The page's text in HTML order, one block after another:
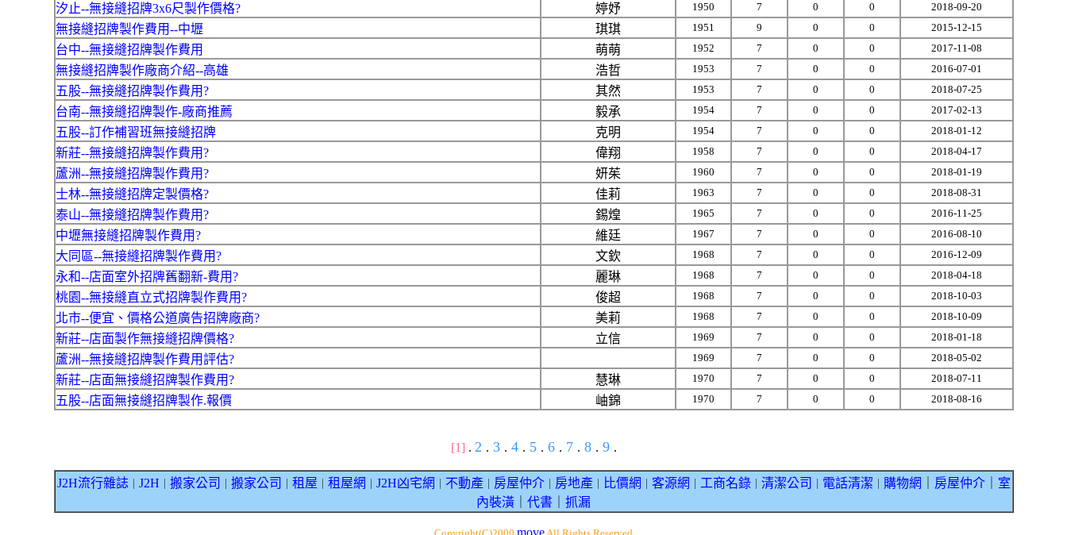
汐止--無接縫招牌3x6尺製作價格? 婷妤 1950 7 0 0 2018-09-20
無接縫招牌製作費用--中壢 琪琪 1951 9 0 0 2015-12-15
台中--無接縫招牌製作費用 萌萌 1952 7 0 0 2017-11-08
無接縫招牌製作廠商介紹--高雄 浩哲 1953 7 0 0 2016-07-01
五股--無接縫招牌製作費用? 其然 1953 7 0 0 2018-07-25
台南--無接縫招牌製作-廠商推薦 毅承 1954 7 0 0 2017-02-13
五股--訂作補習班無接縫招牌 克明 1954 7 0 0 2018-01-12
新莊--無接縫招牌製作費用? 偉翔 1958 7 0 0 2018-04-17
蘆洲--無接縫招牌製作費用? 妍茱 1960 7 0 0 2018-01-19
士林--無接縫招牌定製價格? 佳莉 1963 7 0 0 2018-08-31
泰山--無接縫招牌製作費用? 錫煌 1965 7 0 0 2016-11-25
中壢無接縫招牌製作費用? 維廷 1967 7 0 0 2016-08-10
大同區--無接縫招牌製作費用? 文欽 1968 7 0 0 2016-12-09
永和--店面室外招牌舊翻新-費用? 麗琳 1968 7 0 0 2018-04-18
桃園--無接縫直立式招牌製作費用? 俊超 1968 7 0 0 2018-10-03
北市--便宜、價格公道廣告招牌廠商? 美莉 1968 7 0 0 2018-10-09
新莊--店面製作無接縫招牌價格? 立信 1969 7 0 0 2018-01-18
蘆洲--無接縫招牌製作費用評估? 1969 7 0 0 2018-05-02
新莊--店面無接縫招牌製作費用? 慧琳 1970 7 0 0 2018-07-11
五股--店面無接縫招牌製作.報價 岫錦 1970 7 0 0 2018-08-16
[1] . 2 . 3 . 4 . 5 . 6 . 7 . 8 . 9 .
J2H流行雜誌｜ J2H 搬家公司 搬家公司 租屋 租屋網 J2H凶宅網 不動產｜ 房屋仲介｜ 房地產｜ 比價網 客源網 工商名錄｜ 清潔公司 電話清潔 購物網 房屋仲介｜ 室
內裝潢
代書 抓漏
move